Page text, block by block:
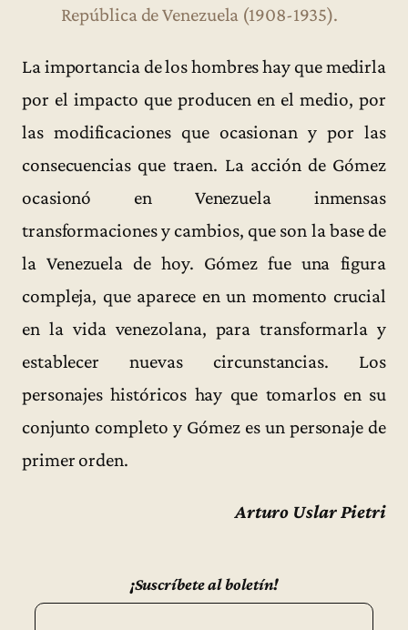
República de Venezuela (1908-1935).
La importancia de los hombres hay que medirla
por el impacto que producen en el medio, por
las modificaciones que ocasionan y por las
consecuencias que traen. La acción de Gómez
ocasionó en Venezuela inmensas
transformaciones y cambios, que son la base de
la Venezuela de hoy. Gómez fue una figura
compleja, que aparece en un momento crucial
en la vida venezolana, para transformarla y
establecer nuevas circunstancias. Los
personajes históricos hay que tomarlos en su
conjunto completo y Gómez es un personaje de
primer orden.
Arturo Uslar Pietri
¡Suscríbete al boletín!